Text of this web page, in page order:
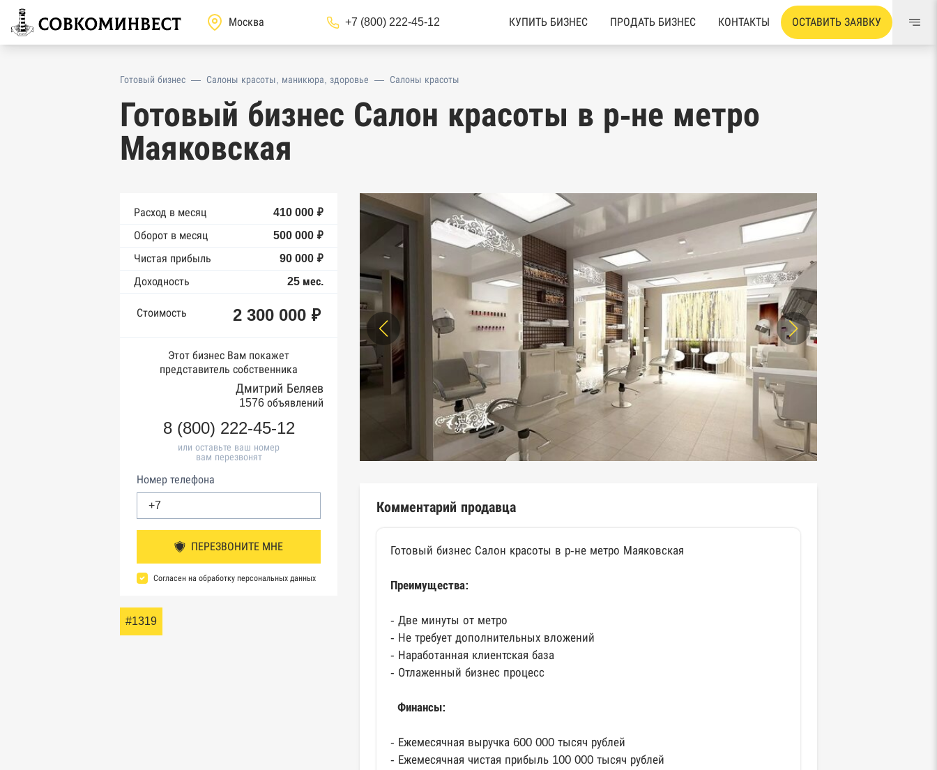
+7 (800) 222-45-12 КУПИТЬ БИЗНЕС ПРОДАТЬ БИЗНЕС КОНТАКТЫ ОСТАВИТЬ ЗАЯВКУ
Готовый бизнес — Салоны красоты, маникюра, здоровье — Салоны красоты
Готовый бизнес Салон красоты в р-не метро
Маяковская
Расход в месяц
410 000 ₽
Оборот в месяц
500 000 ₽
Чистая прибыль
90 000 ₽
Доходность
25 мес.
Стоимость 2 300 000 ₽
Этот бизнес Вам покажет
представитель собственника
Дмитрий Беляев
1576 объявлений
8 (800) 222-45-12
или оставьте ваш номер
вам перезвонят
Номер телефона
ПЕРЕЗВОНИТЕ МНЕ
Согласен на обработку персональных данных
#1319
Комментарий продавца
Готовый бизнес Салон красоты в р-не метро Маяковская
Преимущества:
- Две минуты от метро
- Не требует дополнительных вложений
- Наработанная клиентская база
- Отлаженный бизнес процесс
Финансы:
- Ежемесячная выручка 600 000 тысяч рублей
- Ежемесячная чистая прибыль 100 000 тысяч рублей